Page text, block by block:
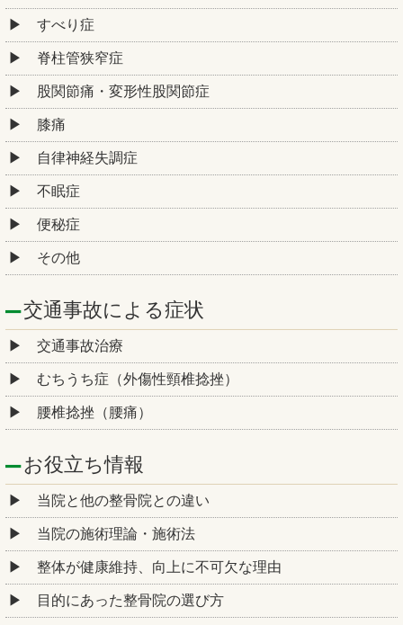
すべり症
脊柱管狭窄症
股関節痛・変形性股関節症
膝痛
自律神経失調症
不眠症
便秘症
その他
交通事故による症状
交通事故治療
むちうち症（外傷性頸椎捻挫）
腰椎捻挫（腰痛）
お役立ち情報
当院と他の整骨院との違い
当院の施術理論・施術法
整体が健康維持、向上に不可欠な理由
目的にあった整骨院の選び方